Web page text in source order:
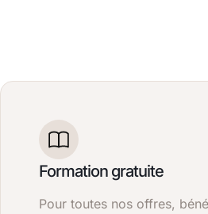
Formation gratuite
Pour toutes nos offres,